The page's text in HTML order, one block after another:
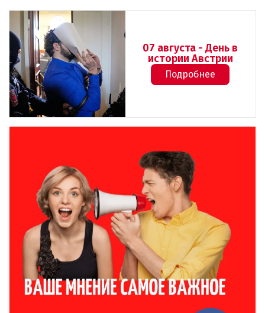
07 августа - День в
истории Австрии
Подробнее